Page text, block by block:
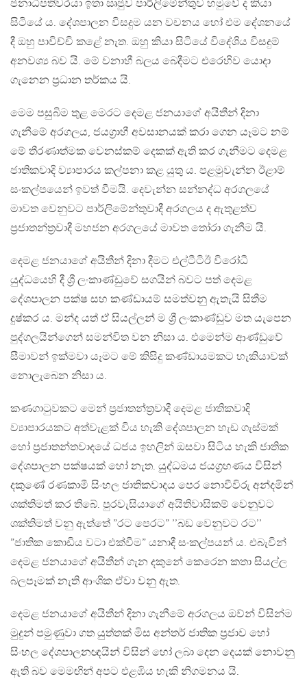
ජනාධිපතිවරයා ඉතා ඍජුව පාර්ලිමේන්තුව හමුවේ ද කියා
සිටියේ ය. දේශපාලන විසදුම යන වචනය හෝ එම දේශනයේ
දී ඔහු පාවිච්චි කළේ නැත. ඔහු කියා සිටියේ විදේශිය විසදුම්
අනවශ්‍ය බව යි. මේ වනාහී බලය බෙදීමට එරෙහිව යොදා
ගැනෙන ප්‍රධාන තර්කය යි.
මෙම පසුබිම තුළ මෙරට දෙමළ ජනයාගේ අයිතීන් දිනා
ගැනීමේ අරගලය, ජයග්‍රාහී අවසානයක් කරා ගෙන යෑමට නම්
මේ තීරණාත්මක වෙනස්කම් දෙකක් ඇති කර ගැනීමට දෙමළ
ජාතිකවාදි ව්‍යාපාරය කල්පනා කළ යුතු ය. පළමුවැන්න ඊළාම්
සංකල්පයෙන් ඉවත් වීමයි. දෙවැන්න සන්නද්ධ අරගලයේ
මාවත වෙනුවට පාර්ලිමේන්තුවාදී අරගලය ද ඇතුළත්ව
ප්‍රජාතන්ත්‍රවාදී මහජන අරගලයේ මාවත තෝරා ගැනීම යි.
දෙමළ ජනයාගේ අයිතීන් දිනා දීමට එල්ටීටිඊ විරෝධී
යුද්ධයෙහි දී ශ්‍රී ලංකාණ්ඩුවේ සගයින් බවට පත් දෙමළ
දේශපාලන පක්ෂ සහ කණ්ඩායම් සමත්වනු ඇතැයි සිතීම
දුෂ්කර ය. මන්ද යත් ඒ සියල්ලන් ම ශ්‍රී ලංකාණ්ඩුව මත යැපෙන
පුද්ගලයින්ගෙන් සමන්විත වන නිසා ය. එමෙන්ම ආණ්ඩුවේ
සීමාවන් ඉක්මවා යෑමට මේ කිසිදු කණ්ඩායමකට හැකියාවක්
නොලැබෙන නිසා ය.
කණගාටුවකට මෙන් ප්‍රජාතන්ත්‍රවාදී දෙමළ ජාතිකවාදි
ව්‍යාපාරයකට අත්වැළක් විය හැකි දේශපාලන හැඩ ගැස්මක්
හෝ ප්‍රජාතන්තවාදයේ ධජය ඉහලින් ඔසවා සිටිය හැකි ජාතික
දේශපාලන පක්ෂයක් හෝ නැත. යුද්ධමය ජයග්‍රහණය විසින්
දකුණේ රණකාමී සිංහල ජාතිකවාදය පෙර නොවීවිරු අන්දමින්
ශක්තිමත් කර තිබේ. පුරවැසියාගේ අයිතිවාසිකම් වෙනුවට
ශක්තිමත් වනු ඇත්තේ ”රට පෙරට” ’’බඩ වෙනුවට රට’’
”ජාතික කොඩිය වටා එක්වීම” යනාදී සංකල්පයන් ය. එබැවින්
දෙමළ ජනයාගේ අයිතීන් ගැන දකුනේ කෙරෙන කතා සියල්ල
බලපෑමක් නැති ආංශික ඒවා වනු ඇත.
දෙමළ ජනයාගේ අයිතීන් දිනා ගැනීමේ අරගලය ඔව්න් විසින්ම
මුදුන් පමුණුවා ගත යුත්තක් මිස අන්තර් ජාතික ප්‍රජාව හෝ
සිංහල දේශපාලනඥයින් විසින් හෝ ලබා දෙන දෙයක් නොවනු
ඇති බව මෙමඟින් අපට එළඹිය හැකි නිගමනය යි.